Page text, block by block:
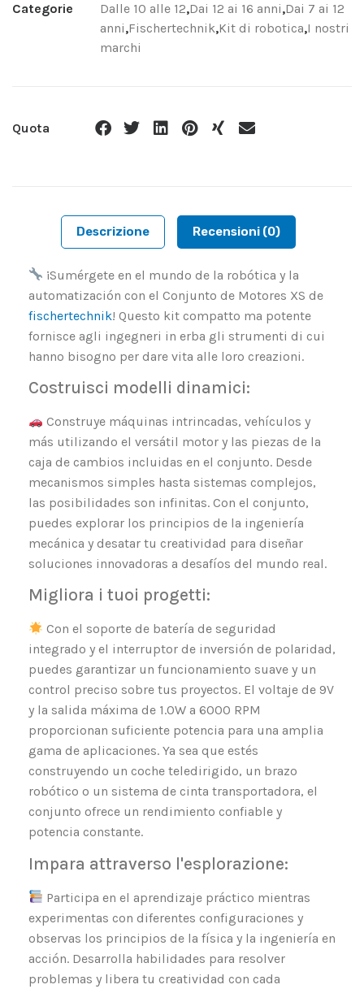
Categorie
Dalle 10 alle 12,Dai 12 ai 16 anni,Dai 7 ai 12
anni,Fischertechnik,Kit di robotica,I nostri
marchi
Quota
Descrizione Recensioni (0)
¡Sumérgete en el mundo de la robótica y la
automatización con el Conjunto de Motores XS de
fischertechnik! Questo kit compatto ma potente
fornisce agli ingegneri in erba gli strumenti di cui
hanno bisogno per dare vita alle loro creazioni.
Costruisci modelli dinamici:
Construye máquinas intrincadas, vehículos y
más utilizando el versátil motor y las piezas de la
caja de cambios incluidas en el conjunto. Desde
mecanismos simples hasta sistemas complejos,
las posibilidades son infinitas. Con el conjunto,
puedes explorar los principios de la ingeniería
mecánica y desatar tu creatividad para diseñar
soluciones innovadoras a desafíos del mundo real.
Migliora i tuoi progetti:
Con el soporte de batería de seguridad
integrado y el interruptor de inversión de polaridad,
puedes garantizar un funcionamiento suave y un
control preciso sobre tus proyectos. El voltaje de 9V
y la salida máxima de 1.0W a 6000 RPM
proporcionan suficiente potencia para una amplia
gama de aplicaciones. Ya sea que estés
construyendo un coche teledirigido, un brazo
robótico o un sistema de cinta transportadora, el
conjunto ofrece un rendimiento confiable y
potencia constante.
Impara attraverso l'esplorazione:
Participa en el aprendizaje práctico mientras
experimentas con diferentes configuraciones y
observas los principios de la física y la ingeniería en
acción. Desarrolla habilidades para resolver
problemas y libera tu creatividad con cada